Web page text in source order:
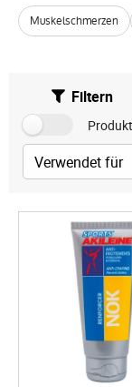
Muskelschmerzen
Filtern